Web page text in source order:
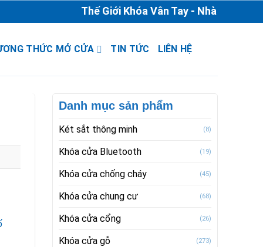
Thế Giới Khóa Vân Tay - Nhà Phân Phối
THỨC MỞ CỬA TIN TỨC LIÊN HỆ
Danh mục sản phẩm
Két sắt thông minh (8)
Khóa cửa Bluetooth (19)
Khóa cửa chống cháy (45)
Khóa cửa chung cư (68)
Khóa cửa cổng (26)
Khóa cửa gỗ (273)